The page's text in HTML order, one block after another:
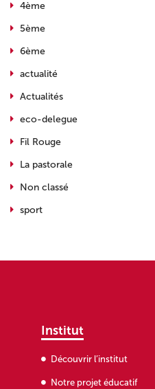
4ème
5ème
6ème
actualité
Actualités
eco-delegue
Fil Rouge
La pastorale
Non classé
sport
Institut
Découvrir l’institut
Notre projet éducatif